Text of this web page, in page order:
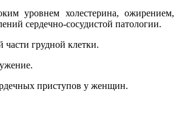
уровнем холестерина, ожирением,
сердечно-сосудистой патологии.
грудной клетки.
приступов у женщин.